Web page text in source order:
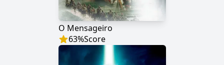
O Mensageiro
63%Score